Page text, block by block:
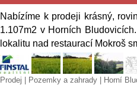
Nabízíme k prodeji krásný,
1.107m2 v Horních
lokalitu nad restaurací Mokroš
Prodej | Pozemky a zahrady | Horní